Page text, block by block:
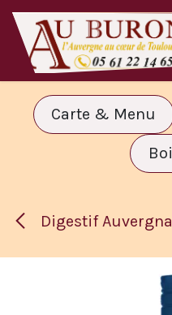
Se rendre au contenu
Carte & Menu
Digestif